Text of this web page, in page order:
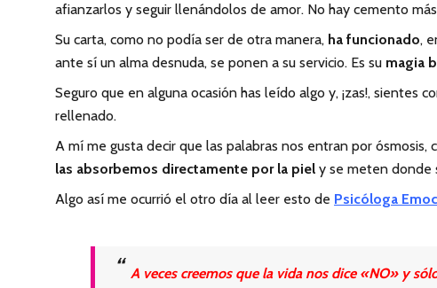
afianzarlos y seguir llenándolos de amor. No hay cemento
Su carta, como no podía ser de otra manera, ha funcionado,
ante sí un alma desnuda, se ponen a su servicio. Es su magia
Seguro que en alguna ocasión has leído algo y, ¡zas!, sientes
rellenado.
A mí me gusta decir que las palabras nos entran por
las absorbemos directamente por la piel y se meten donde
Algo así me ocurrió el otro día al leer esto de Psicóloga
A veces creemos que la vida nos dice «NO» y